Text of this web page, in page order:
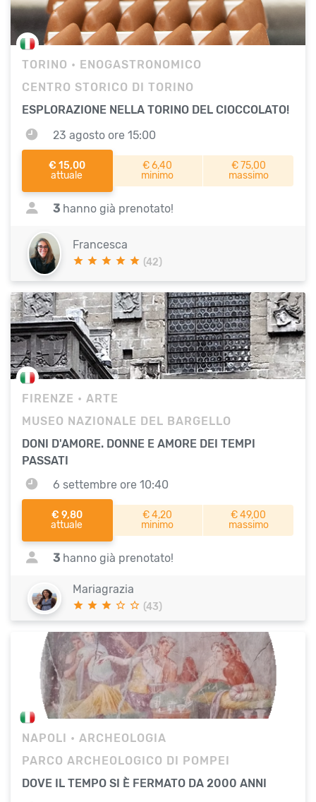
TORINO • ENOGASTRONOMICO
CENTRO STORICO DI TORINO
ESPLORAZIONE NELLA TORINO DEL CIOCCOLATO!
23 agosto ore 15:00
€ 15,00
attuale
€ 6,40
minimo
€ 75,00
massimo
3 hanno già prenotato!
Francesca
(42)
FIRENZE • ARTE
MUSEO NAZIONALE DEL BARGELLO
DONI D'AMORE. DONNE E AMORE DEI TEMPI
PASSATI
6 settembre ore 10:40
€ 9,80
attuale
€ 4,20
minimo
€ 49,00
massimo
3 hanno già prenotato!
Mariagrazia
(43)
NAPOLI
• ARCHEOLOGIA
PARCO ARCHEOLOGICO DI POMPEI
DOVE IL TEMPO SI È FERMATO DA 2000 ANNI